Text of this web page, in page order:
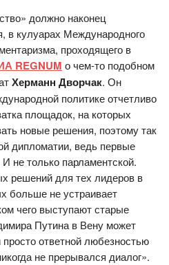
должно наконец
в кулуарах Международного
проходящего в
REGNUM о чем-то подобном
Херманн Дворчак. Он
политике отчетливо
площадок, на которых
новые решения, поэтому так
дипломатии, ведь первые
не только парламентской.
решений для тех лидеров в
больше не устраивает
чего выступают старые
Путина в Вену может
ответной любезностью
не прерывался диалог».